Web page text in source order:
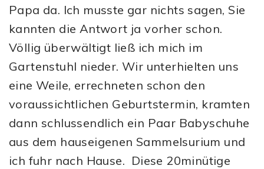
Papa da. Ich musste gar nichts sagen, Sie
kannten die Antwort ja vorher schon.
Völlig überwältigt ließ ich mich im
Gartenstuhl nieder. Wir unterhielten uns
eine Weile, errechneten schon den
voraussichtlichen Geburtstermin, kramten
dann schlussendlich ein Paar Babyschuhe
aus dem hauseigenen Sammelsurium und
ich fuhr nach Hause. Diese 20minütige